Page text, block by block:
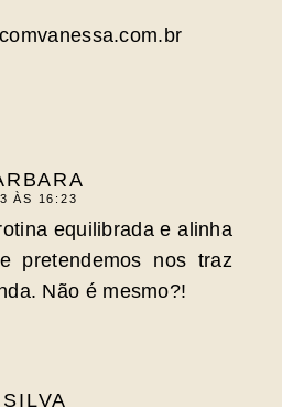
ÀS 16:23
equilibrada e alinha
pretendemos nos traz
Não é mesmo?!